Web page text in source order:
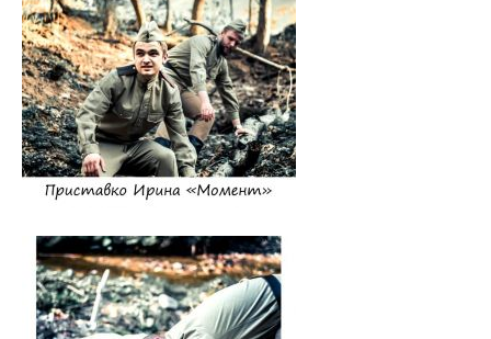
Год народного единства
Стратегия: Молодежь Беларуси - 20.30
Военно-патриотический Клуб «Служу Отечеству»
ПОО «Белорусский Союз Женщин»
ПО РОО «Белая Русь»
Каталог учебных дисциплин
Награды сотрудников ВГМУ
Заслуженный деятель науки БССР